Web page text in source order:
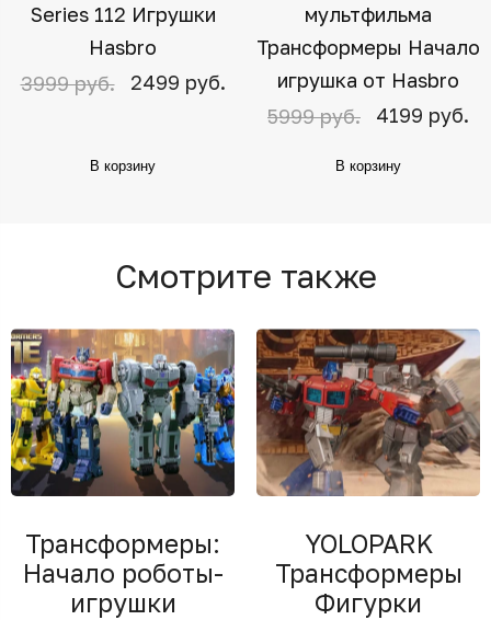
Series 112 Игрушки
Hasbro
3999 руб.
2499 руб.
В корзину
мультфильма
Трансформеры Начало
игрушка от Hasbro
5999 руб.
4199 руб.
В корзину
Смотрите также
Трансформеры:
Начало роботы-
игрушки
YOLOPARK
Трансформеры
Фигурки